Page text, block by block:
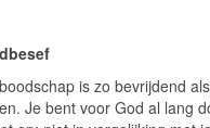
is zo bevrijdend
Je bent voor God al lang